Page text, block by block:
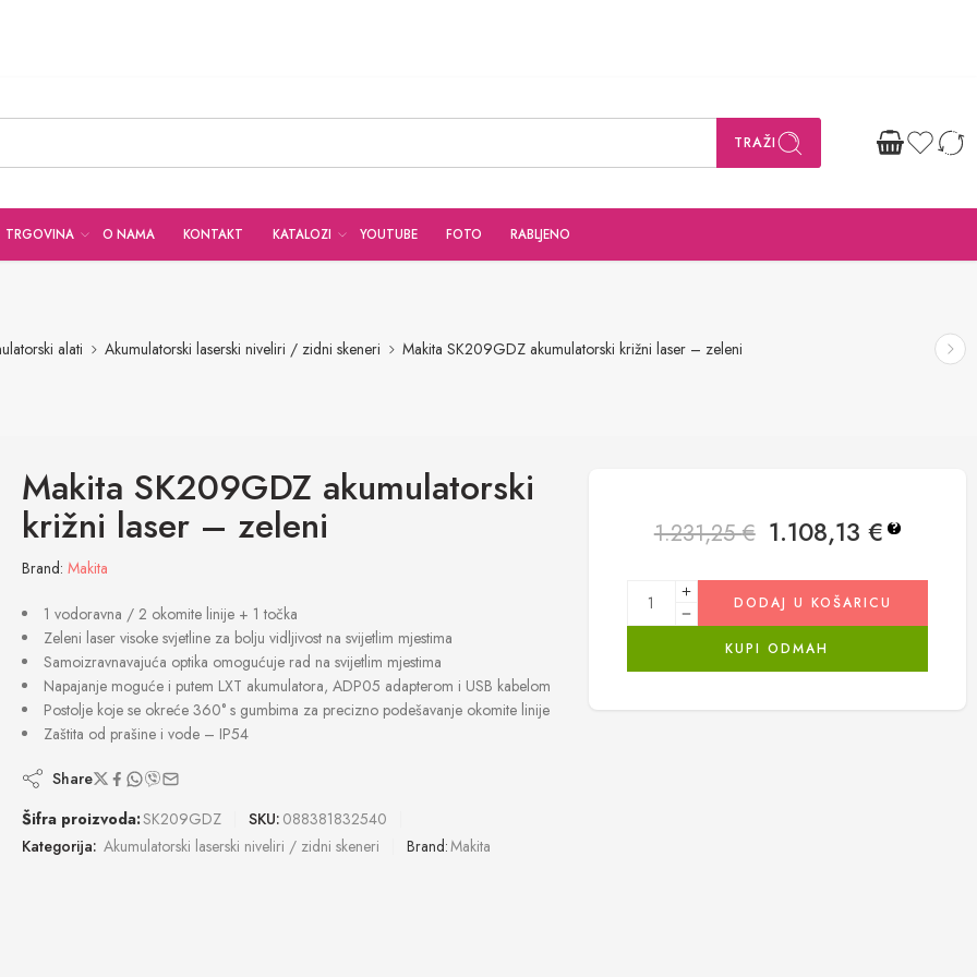
TRAŽI
TRGOVINA O NAMA KONTAKT KATALOZI YOUTUBE FOTO RABLJENO
alati Akumulatorski laserski niveliri / zidni skeneri Makita SK209GDZ akumulatorski križni laser – zeleni
Makita SK209GDZ akumulatorski
križni laser – zeleni
Brand: Makita
1 vodoravna / 2 okomite linije + 1 točka
Zeleni laser visoke svjetline za bolju vidljivost na svijetlim mjestima
Samoizravnavajuća optika omogućuje rad na svijetlim mjestima
Napajanje moguće i putem LXT akumulatora, ADP05 adapterom i USB kabelom
Postolje koje se okreće 360° s gumbima za precizno podešavanje okomite linije
Zaštita od prašine i vode – IP54
Share
Šifra proizvoda:SK209GDZ SKU: 088381832540
Kategorija: Akumulatorski laserski niveliri / zidni skeneri Brand:Makita
1.231,25€ 1.108,13 € ?
DODAJ U KOŠARICU
KUPI ODMAH